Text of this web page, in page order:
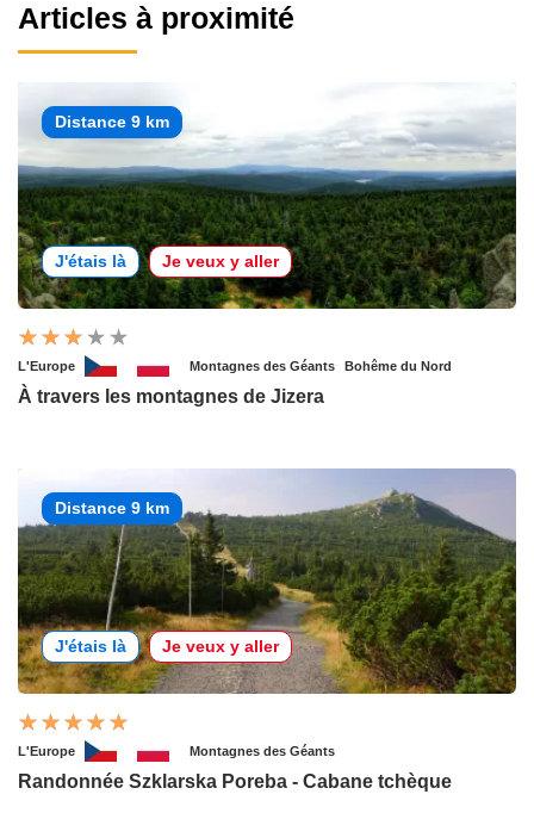
Articles à proximité
Distance 9 km
J'étais là Je veux y aller
L'Europe Montagnes des Géants Bohême du Nord
À travers les montagnes de Jizera
Distance 9 km
J'étais là Je veux y aller
L'Europe Montagnes des Géants
Randonnée Szklarska Poreba - Cabane tchèque